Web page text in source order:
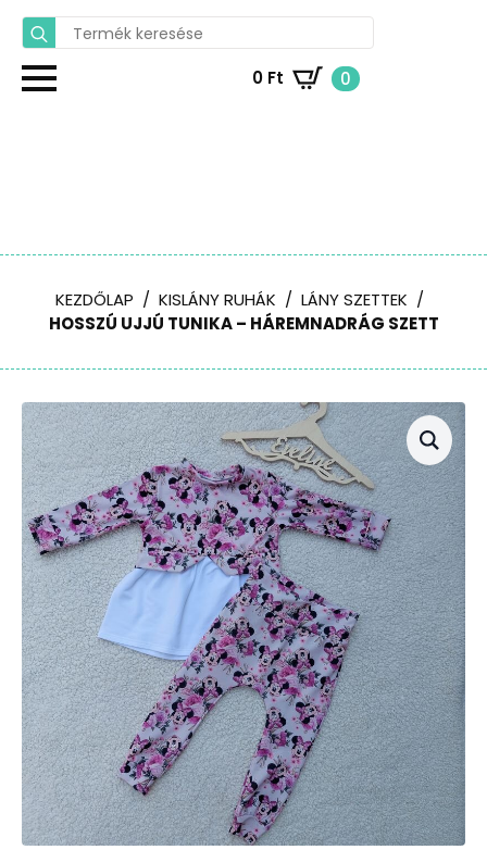
Search
for:
0 Ft 0
KEZDŐLAP KISLÁNY RUHÁK
LÁNY SZETTEK
HOSSZÚ UJJÚ TUNIKA – HÁREMNADRÁG SZETT